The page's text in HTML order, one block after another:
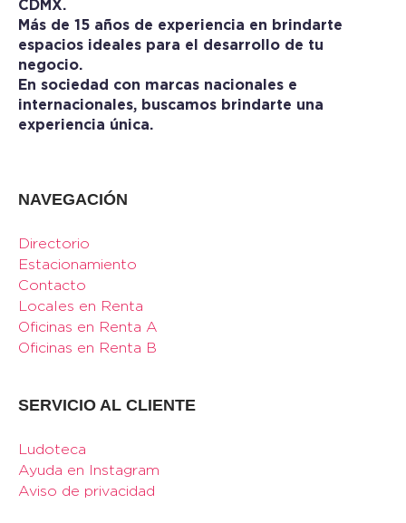
CDMX.
Más de 15 años de experiencia en brindarte
espacios ideales para el desarrollo de tu
negocio.
En sociedad con marcas nacionales e
internacionales, buscamos brindarte una
experiencia única.
NAVEGACIÓN
Directorio
Estacionamiento
Contacto
Locales en Renta
Oficinas en Renta A
Oficinas en Renta B
SERVICIO AL CLIENTE
Ludoteca
Ayuda en Instagram
Aviso de privacidad